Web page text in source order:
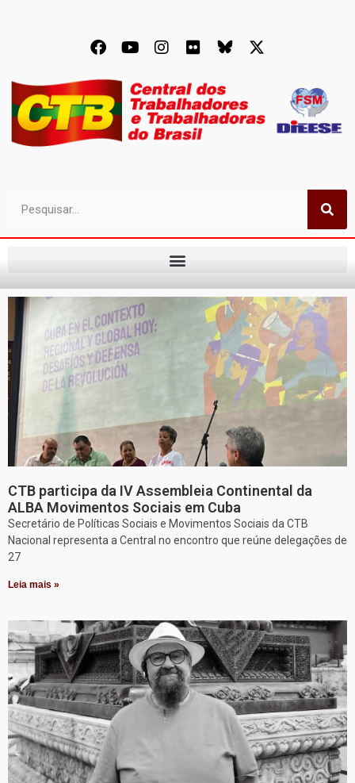
CTB participa da IV Assembleia Continental da
ALBA Movimentos Sociais em Cuba
Secretário de Políticas Sociais e Movimentos Sociais da CTB
Nacional representa a Central no encontro que reúne delegações de
27
Leia mais »